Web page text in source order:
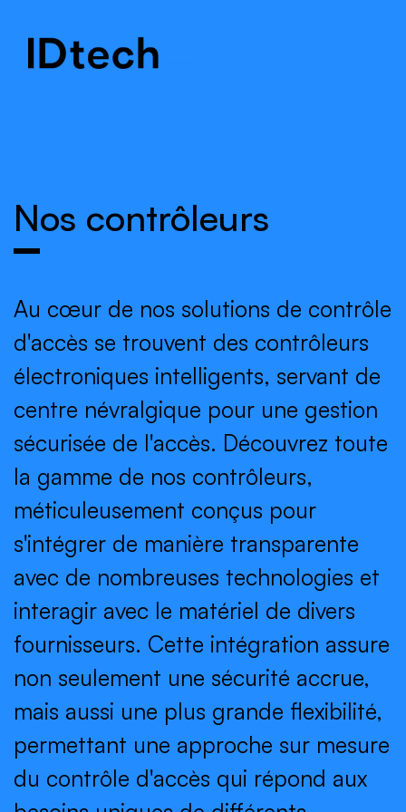
Nos contrôleurs
Au cœur de nos solutions de contrôle
d'accès se trouvent des contrôleurs
électroniques intelligents, servant de
centre névralgique pour une gestion
sécurisée de l'accès. Découvrez toute
la gamme de nos contrôleurs,
méticuleusement conçus pour
s'intégrer de manière transparente
avec de nombreuses technologies et
interagir avec le matériel de divers
fournisseurs. Cette intégration assure
non seulement une sécurité accrue,
mais aussi une plus grande flexibilité,
permettant une approche sur mesure
du contrôle d'accès qui répond aux